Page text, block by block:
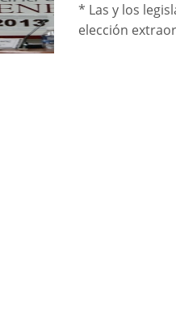
* Las y los
elección